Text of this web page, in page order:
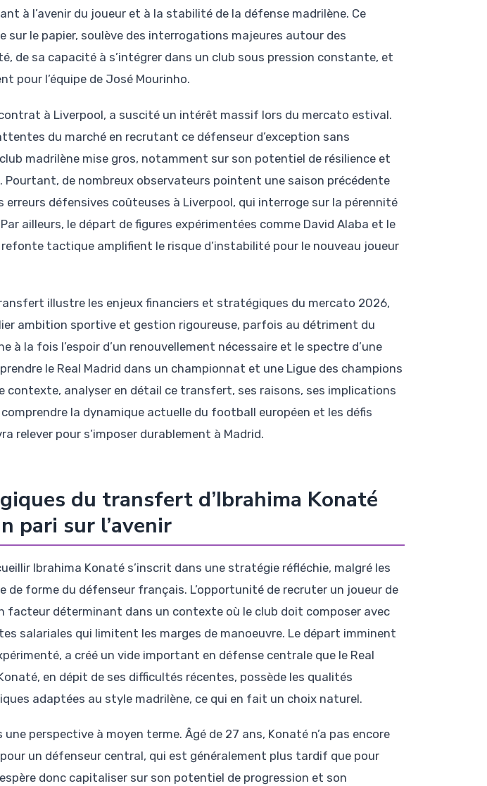
à l’avenir du joueur et à la stabilité de la défense madrilène. Ce
le papier, soulève des interrogations majeures autour des
de sa capacité à s’intégrer dans un club sous pression constante, et
pour l’équipe de José Mourinho.
à Liverpool, a suscité un intérêt massif lors du mercato estival.
du marché en recrutant ce défenseur d’exception sans
madrilène mise gros, notamment sur son potentiel de résilience et
Pourtant, de nombreux observateurs pointent une saison précédente
erreurs défensives coûteuses à Liverpool, qui interroge sur la pérennité
ailleurs, le départ de figures expérimentées comme David Alaba et le
refonte tactique amplifient le risque d’instabilité pour le nouveau joueur
illustre les enjeux financiers et stratégiques du mercato 2026,
ambition sportive et gestion rigoureuse, parfois au détriment du
à la fois l’espoir d’un renouvellement nécessaire et le spectre d’une
le Real Madrid dans un championnat et une Ligue des champions
contexte, analyser en détail ce transfert, ses raisons, ses implications
la dynamique actuelle du football européen et les défis
relever pour s’imposer durablement à Madrid.
du transfert d’Ibrahima Konaté
pari sur l’avenir
Ibrahima Konaté s’inscrit dans une stratégie réfléchie, malgré les
de forme du défenseur français. L’opportunité de recruter un joueur de
facteur déterminant dans un contexte où le club doit composer avec
salariales qui limitent les marges de manoeuvre. Le départ imminent
a créé un vide important en défense centrale que le Real
en dépit de ses difficultés récentes, possède les qualités
adaptées au style madrilène, ce qui en fait un choix naturel.
perspective à moyen terme. Âgé de 27 ans, Konaté n’a pas encore
un défenseur central, qui est généralement plus tardif que pour
donc capitaliser sur son potentiel de progression et son